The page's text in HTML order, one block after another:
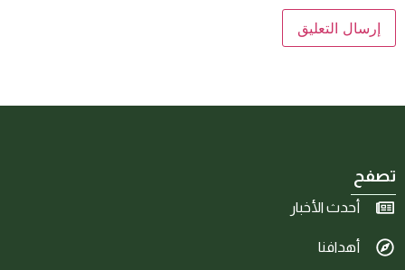
تصفح
أحدث الأخبار
أهدافنا